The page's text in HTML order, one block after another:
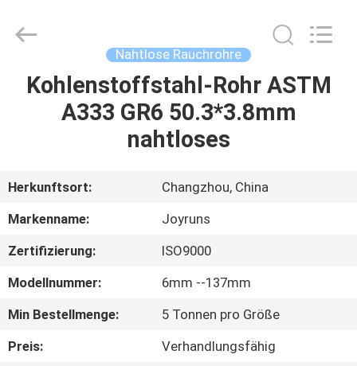
HAUS
ÜBER
US
FABRIK-
AUSFLUG
QUALITÄTSKONTROLLE
Tube
Reserved.
Nahtlose Rauchrohre
Kohlenstoffstahl-Rohr ASTM
A333 GR6 50.3*3.8mm
nahtloses
Herkunftsort:
Changzhou, China
Markenname:
Joyruns
Zertifizierung:
ISO9000
Modellnummer:
6mm --137mm
Min Bestellmenge:
5 Tonnen pro Größe
Preis:
Verhandlungsfähig